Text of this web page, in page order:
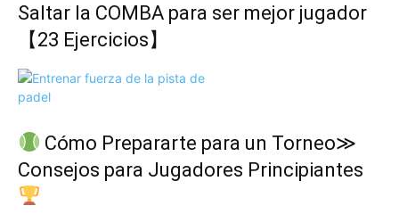
Saltar la COMBA para ser mejor jugador
【23 Ejercicios】
Cómo Prepararte para un Torneo≫
Consejos para Jugadores Principiantes